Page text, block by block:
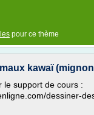
pour ce thème
kawaï
le support de cours :
dessiner-